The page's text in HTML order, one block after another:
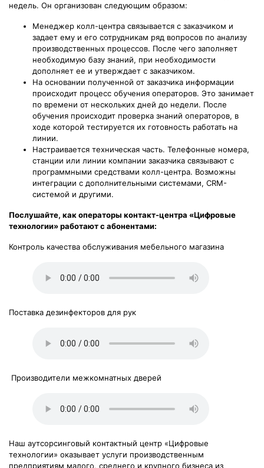
недель. Он организован следующим образом:
Менеджер колл-центра связывается с заказчиком и
задает ему и его сотрудникам ряд вопросов по анализу
производственных процессов. После чего заполняет
необходимую базу знаний, при необходимости
дополняет ее и утверждает с заказчиком.
На основании полученной от заказчика информации
происходит процесс обучения операторов. Это занимает
по времени от нескольких дней до недели. После
обучения происходит проверка знаний операторов, в
ходе которой тестируется их готовность работать на
линии.
Настраивается техническая часть. Телефонные номера,
станции или линии компании заказчика связывают с
программными средствами колл-центра. Возможны
интеграции с дополнительными системами, CRM-
системой и другими.
Послушайте, как операторы контакт-центра «Цифровые
технологии» работают с абонентами:
Контроль качества обслуживания мебельного магазина
Поставка дезинфекторов для рук
Производители межкомнатных дверей
Наш аутсорсинговый контактный центр «Цифровые
технологии» оказывает услуги производственным
предприятиям малого, среднего и крупного бизнеса из